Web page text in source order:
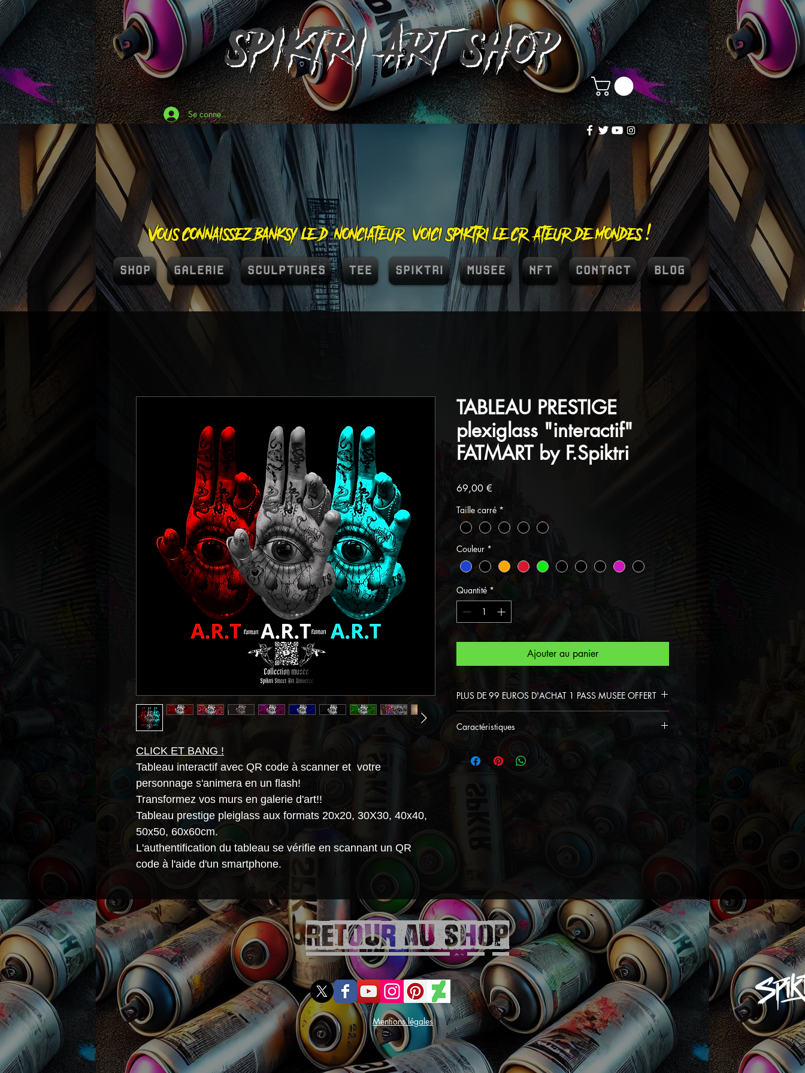
SPIKTRIART SHOP
Se connecter
Vous connaissez Banksy le dénonciateur, voici Spiktri le créateur de mondes !
SHOP GALERIE SCULPTURES TEE SPIKTRI MUSEE NFT CONTACT BLOG
CLICK ET BANG !
Tableau interactif avec QR code à scanner et votre
personnage s'animera en un flash!
Transformez vos murs en galerie d'art!!
Tableau prestige pleiglass aux formats 20x20, 30X30, 40x40,
50x50, 60x60cm.
L'authentification du tableau se vérifie en scannant un QR
code à l'aide d'un smartphone.
TABLEAU PRESTIGE
plexiglass "interactif"
FATMART by F.Spiktri
69,00 €
Taille carré *
Couleur *
Quantité *
Ajouter au panier
PLUS DE 99 EUROS D'ACHAT 1 PASS MUSEE OFFERT
à partir de plus de
99 euros d'achat votre pass musée Spiktri
d'une saison .
Caractéristiques
affichant toute la profondeur et les détails
Retour aU SHOP
Mentions légales